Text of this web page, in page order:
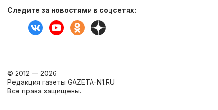
Следите за новостями в соцсетях:
© 2012 — 2026
Редакция газеты GAZETA-N1.RU
Все права защищены.